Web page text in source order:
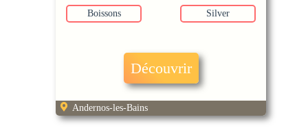
Boissons Silver
Découvrir
Andernos-les-Bains